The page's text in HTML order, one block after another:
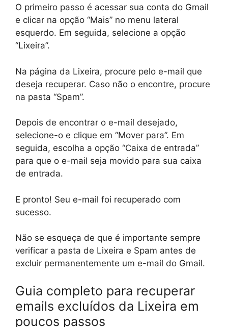
O primeiro passo é acessar sua conta do Gmail
e clicar na opção “Mais” no menu lateral
esquerdo. Em seguida, selecione a opção
“Lixeira”.
Na página da Lixeira, procure pelo e-mail que
deseja recuperar. Caso não o encontre, procure
na pasta “Spam”.
Depois de encontrar o e-mail desejado,
selecione-o e clique em “Mover para”. Em
seguida, escolha a opção “Caixa de entrada”
para que o e-mail seja movido para sua caixa
de entrada.
E pronto! Seu e-mail foi recuperado com
sucesso.
Não se esqueça de que é importante sempre
verificar a pasta de Lixeira e Spam antes de
excluir permanentemente um e-mail do Gmail.
Guia completo para recuperar
emails excluídos da Lixeira em
poucos passos